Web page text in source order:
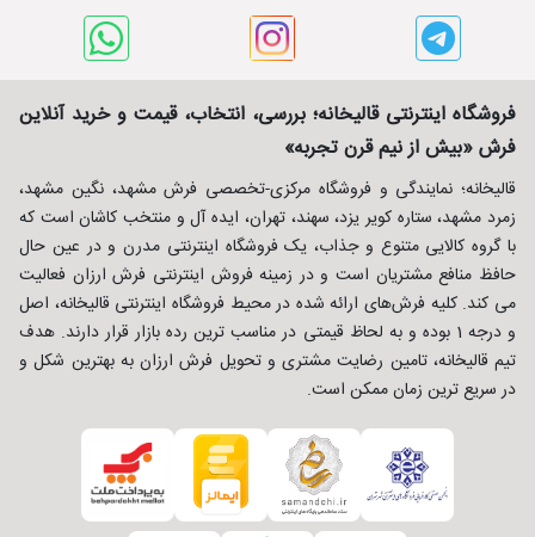
فروشگاه اینترنتی قالیخانه؛ بررسی، انتخاب، قیمت و خرید آنلاین
فرش «بیش از نیم قرن تجربه»
قالیخانه؛ نمایندگی و فروشگاه مرکزی-تخصصی فرش مشهد، نگین مشهد،
زمرد مشهد، ستاره کویر یزد، سهند، تهران، ایده آل و منتخب کاشان است که
با گروه کالایی متنوع و جذاب، یک فروشگاه اینترنتی مدرن و در عین حال
حافظ منافع مشتریان است و در زمینه فروش اینترنتی فرش ارزان فعالیت
می کند. کلیه فرش‌های ارائه شده در محیط فروشگاه اینترنتی قالیخانه، اصل
و درجه 1 بوده و به لحاظ قیمتی در مناسب ترین رده بازار قرار دارند. هدف
تیم قالیخانه، تامین رضایت مشتری و تحویل فرش ارزان به بهترین شکل و
در سریع ترین زمان ممکن است.